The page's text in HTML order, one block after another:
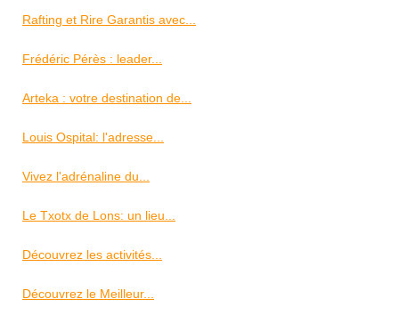
Rafting et Rire Garantis avec...
Frédéric Pérès : leader...
Arteka : votre destination de...
Louis Ospital: l'adresse...
Vivez l'adrénaline du...
Le Txotx de Lons: un lieu...
Découvrez les activités...
Découvrez le Meilleur...